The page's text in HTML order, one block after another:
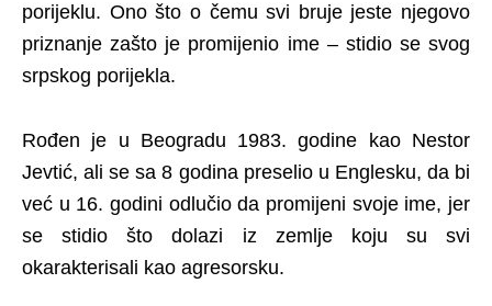
porijeklu. Ono što o čemu svi bruje jeste njegovo
priznanje zašto je promijenio ime – stidio se svog
srpskog porijekla.
Rođen je u Beogradu 1983. godine kao Nestor
Jevtić, ali se sa 8 godina preselio u Englesku, da bi
već u 16. godini odlučio da promijeni svoje ime, jer
se stidio što dolazi iz zemlje koju su svi
okarakterisali kao agresorsku.